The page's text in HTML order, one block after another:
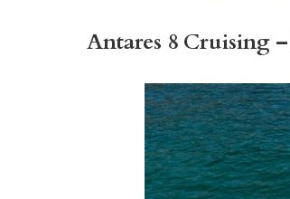
Antares 8 Cruising